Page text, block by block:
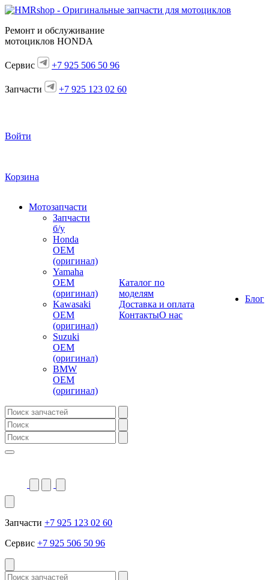
Ремонт и обслуживание
мотоциклов HONDA
Сервис +7 925 506 50 96
Запчасти +7 925 123 02 60
Войти
Корзина
Мотозапчасти
Запчасти
б/у
Honda
OEM
(оригинал)
Yamaha
OEM
(оригинал)
Kawasaki
OEM
(оригинал)
Suzuki
OEM
(оригинал)
BMW
OEM
(оригинал)
Каталог по
моделям
Доставка и оплата
КонтактыО нас
Блог
Запчасти +7 925 123 02 60
Сервис +7 925 506 50 96